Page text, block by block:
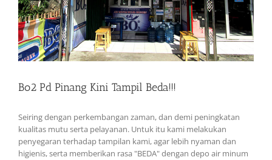
Bo2 Pd Pinang Kini Tampil Beda!!!
Seiring dengan perkembangan zaman, dan demi peningkatan
kualitas mutu serta pelayanan. Untuk itu kami melakukan
penyegaran terhadap tampilan kami, agar lebih nyaman dan
higienis, serta memberikan rasa "BEDA" dengan depo air minum